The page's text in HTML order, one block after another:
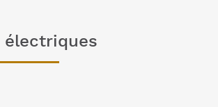
électriques